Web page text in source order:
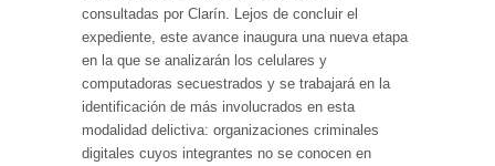
consultadas por Clarín. Lejos de concluir el
expediente, este avance inaugura una nueva etapa
en la que se analizarán los celulares y
computadoras secuestrados y se trabajará en la
identificación de más involucrados en esta
modalidad delictiva: organizaciones criminales
digitales cuyos integrantes no se conocen en